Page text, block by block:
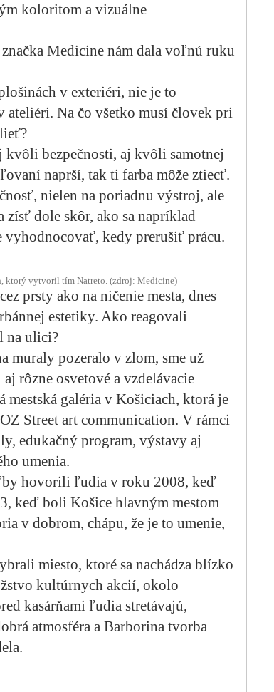
koloritom a vizuálne
Medicine nám dala voľnú ruku
v exteriéri, nie je to
ateliéri. Na čo všetko musí človek pri
kvôli bezpečnosti, aj kvôli samotnej
naprší, tak ti farba môže ztiecť.
nielen na poriadnu výstroj, ale
zísť dole skôr, ako sa napríklad
vyhodnocovať, kedy prerušiť prácu.
ktorý vytvoril tím Natreto. (zdroj: Medicine)
prsty ako na ničenie mesta, dnes
estetiky. Ako reagovali
na ulici?
muraly pozeralo v zlom, sme už
rôzne osvetové a vzdelávacie
galéria v Košiciach, ktorá je
Street art communication. V rámci
edukačný program, výstavy aj
umenia.
hovorili ľudia v roku 2008, keď
keď boli Košice hlavným mestom
v dobrom, chápu, že je to umenie,
miesto, ktoré sa nachádza blízko
kultúrnych akcií, okolo
kasárňami ľudia stretávajú,
atmosféra a Barborina tvorba